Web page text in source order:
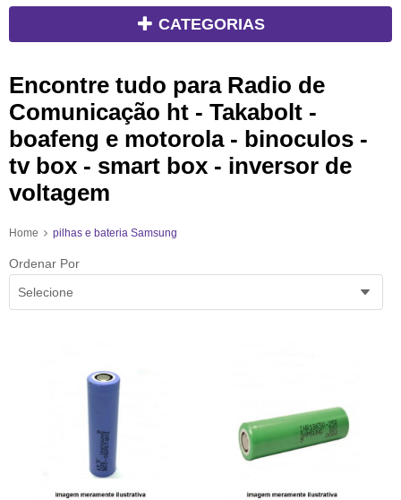
CATEGORIAS
Encontre tudo para Radio de
Comunicação ht - Takabolt -
boafeng e motorola - binoculos -
tv box - smart box - inversor de
voltagem
Home pilhas e bateria Samsung
Ordenar Por
Selecione